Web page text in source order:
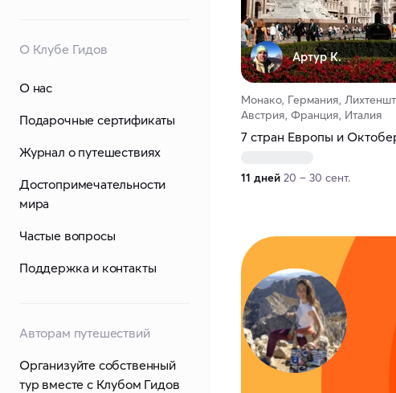
О Клубе Гидов
О нас
Подарочные сертификаты
Журнал о путешествиях
Достопримечательности
мира
Частые вопросы
Поддержка и контакты
Авторам путешествий
Организуйте собственный
тур вместе с Клубом Гидов
Артур К.
Монако, Германия,
Австрия, Франция, Италия
7 стран Европы и
11 дней 20 – 30 сент.